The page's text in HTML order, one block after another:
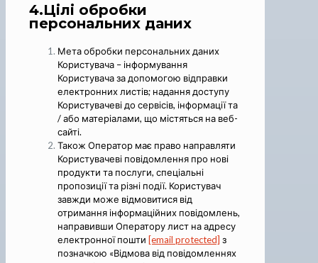
4.Цілі обробки
персональних даних
Мета обробки персональних даних
Користувача – інформування
Користувача за допомогою відправки
електронних листів; надання доступу
Користувачеві до сервісів, інформації та
/ або матеріалами, що містяться на веб-
сайті.
Також Оператор має право направляти
Користувачеві повідомлення про нові
продукти та послуги, спеціальні
пропозиції та різні події. Користувач
завжди може відмовитися від
отримання інформаційних повідомлень,
направивши Оператору лист на адресу
електронної пошти [email protected] з
позначкою «Відмова від повідомленнях